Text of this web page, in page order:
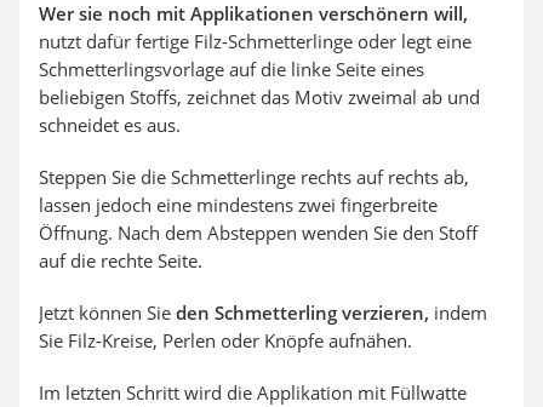
Wer sie noch mit Applikationen verschönern will,
nutzt dafür fertige Filz-Schmetterlinge oder legt eine
Schmetterlingsvorlage auf die linke Seite eines
beliebigen Stoffs, zeichnet das Motiv zweimal ab und
schneidet es aus.
Steppen Sie die Schmetterlinge rechts auf rechts ab,
lassen jedoch eine mindestens zwei fingerbreite
Öffnung. Nach dem Absteppen wenden Sie den Stoff
auf die rechte Seite.
Jetzt können Sie den Schmetterling verzieren, indem
Sie Filz-Kreise, Perlen oder Knöpfe aufnähen.
Im letzten Schritt wird die Applikation mit Füllwatte